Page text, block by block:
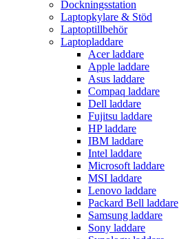
Dockningsstation
Laptopkylare & Stöd
Laptoptillbehör
Laptopladdare
Acer laddare
Apple laddare
Asus laddare
Compaq laddare
Dell laddare
Fujitsu laddare
HP laddare
IBM laddare
Intel laddare
Microsoft laddare
MSI laddare
Lenovo laddare
Packard Bell laddare
Samsung laddare
Sony laddare